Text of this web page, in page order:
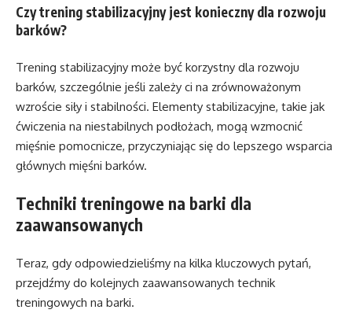
Czy trening stabilizacyjny jest konieczny dla rozwoju
barków?
Trening stabilizacyjny może być korzystny dla rozwoju
barków, szczególnie jeśli zależy ci na zrównoważonym
wzroście siły i stabilności. Elementy stabilizacyjne, takie jak
ćwiczenia na niestabilnych podłożach, mogą wzmocnić
mięśnie pomocnicze, przyczyniając się do lepszego wsparcia
głównych mięśni barków.
Techniki treningowe na barki dla
zaawansowanych
Teraz, gdy odpowiedzieliśmy na kilka kluczowych pytań,
przejdźmy do kolejnych zaawansowanych technik
treningowych na barki.